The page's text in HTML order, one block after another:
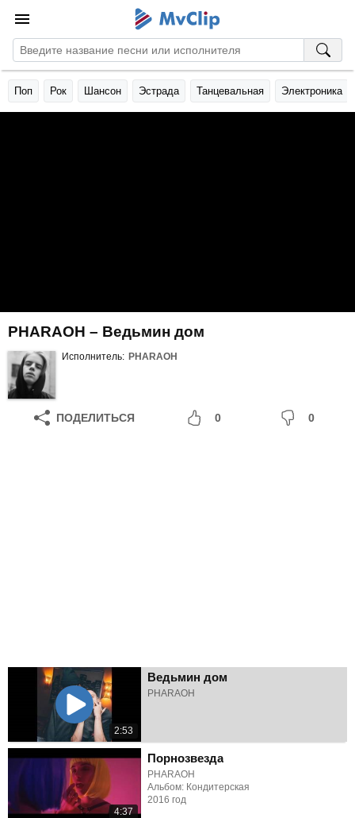
Поп Рок Шансон Эстрада Танцевальная Электроника
PHARAOH – Ведьмин дом
Исполнитель: PHARAOH
ПОДЕЛИТЬСЯ 0 0
2:53
Ведьмин дом
PHARAOH
4:37
Порнозвезда
PHARAOH
Альбом: Кондитерская
2016 год